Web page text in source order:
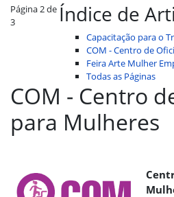
Índice de
Capacitação para o
COM - Centro de
Feira Arte Mulher
Todas as Páginas
Página 2 de
3
COM - Centro
para Mulheres